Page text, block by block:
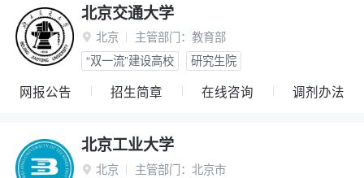
北京交通大学
 北京 主管部门： 教育部
“双一流”建设高校
研究生院
网报公告 招生简章 在线咨询 调剂办法
北京工业大学
 北京 主管部门： 北京市